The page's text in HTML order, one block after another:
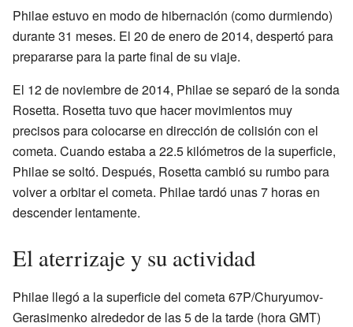
Philae estuvo en modo de hibernación (como durmiendo)
durante 31 meses. El 20 de enero de 2014, despertó para
prepararse para la parte final de su viaje.
El 12 de noviembre de 2014, Philae se separó de la sonda
Rosetta. Rosetta tuvo que hacer movimientos muy
precisos para colocarse en dirección de colisión con el
cometa. Cuando estaba a 22.5 kilómetros de la superficie,
Philae se soltó. Después, Rosetta cambió su rumbo para
volver a orbitar el cometa. Philae tardó unas 7 horas en
descender lentamente.
El aterrizaje y su actividad
Philae llegó a la superficie del cometa 67P/Churyumov-
Gerasimenko alrededor de las 5 de la tarde (hora GMT)